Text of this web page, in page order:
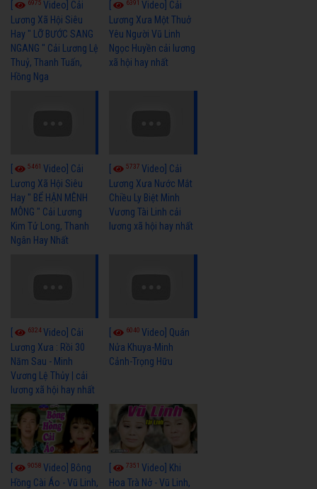
6975 Video] Cải
Lương Xã Hội Siêu
Hay " LỠ BƯỚC SANG
NGANG " Cải Lương Lệ
Thuỷ, Thanh Tuấn,
Hồng Nga
6391Video] Cải
Lương Xưa Một Thuở
Yêu Người Vũ Linh
Ngọc Huyền cải lương
xã hội hay nhất
5461 Video] Cải
Lương Xã Hội Siêu
Hay " BỂ HẬN MÊNH
MÔNG " Cải Lương
Kim Tử Long, Thanh
Ngân Hay Nhất
5737Video] Cải
Lương Xưa Nước Mắt
Chiều Ly Biệt Minh
Vương Tài Linh cải
lương xã hội hay nhất
6324Video] Cải
Lương Xưa : Rồi 30
Năm Sau - Minh
Vương Lệ Thủy | cải
lương xã hội hay nhất
6040Video] Quán
Nửa Khuya-Minh
Cảnh-Trọng Hữu
9058 Video] Bông
Hồng Cài Áo - Vũ Linh,
7351Video] Khi
Hoa Trà Nở - Vũ Linh,